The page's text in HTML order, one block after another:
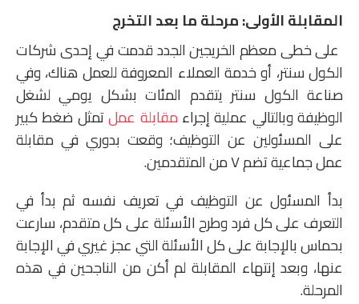
المقابلة الأولى: مرحلة ما بعد التخرج
على خطى معظم الخريجين الجدد قدمت في إحدى شركات
الكول سنتر، أو خدمة العملاء المعروفة للعمل هناك، وفي
صناعة الكول سنتر يتقدم المئات بشكل يومي لشغل
الوظيفة وبالتالي عملية إجراء مقابلة عملتمثل ضغط كبير
على المسئولين عن التوظيف؛ وقعت بدوري في مقابلة
عمل جماعية تضم ٧ من المتقدمين.
بدأ المسئول عن التوظيف في تعريف نفسه ثم بدأ في
التعرف على كل فرد وطرح الأسئلة على كل متقدم، سارعت
بحماس بالإجابة على كل الأسئلة التي عجز غيري في الإجابة
عنها، وبعد إنتهاء المقابلة لم أكن من الناجحين في هذه
المرحلة.